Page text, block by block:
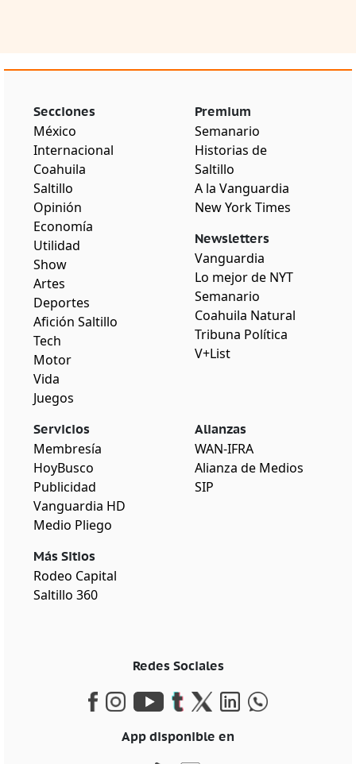
Secciones
México
Internacional
Coahuila
Saltillo
Opinión
Economía
Utilidad
Show
Artes
Deportes
Afición Saltillo
Tech
Motor
Vida
Juegos
Premium
Semanario
Historias de
Saltillo
A la Vanguardia
New York Times
Newsletters
Vanguardia
Lo mejor de NYT
Semanario
Coahuila Natural
Tribuna Política
V+List
Servicios
Membresía
HoyBusco
Publicidad
Vanguardia HD
Medio Pliego
Más Sitios
Rodeo Capital
Saltillo 360
Alianzas
WAN-IFRA
Alianza de Medios
SIP
Redes Sociales
App disponible en